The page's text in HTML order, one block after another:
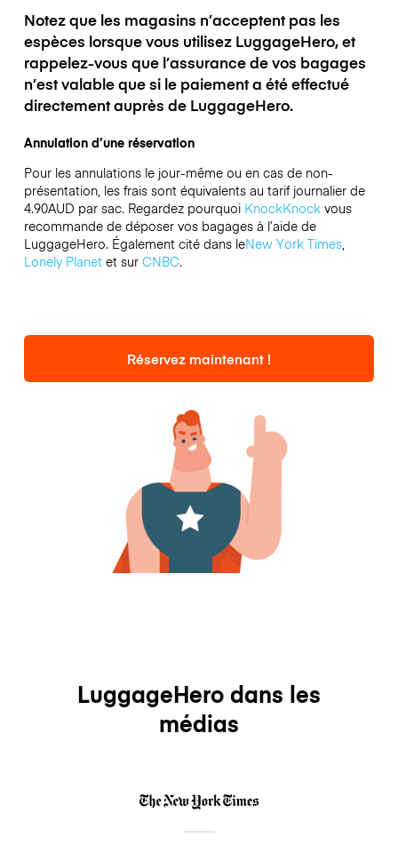
Notez que les magasins n’acceptent pas les
espèces lorsque vous utilisez LuggageHero, et
rappelez-vous que l’assurance de vos bagages
n’est valable que si le paiement a été effectué
directement auprès de LuggageHero.
Annulation d’une réservation
Pour les annulations le jour-même ou en cas de non-
présentation, les frais sont équivalents au tarif journalier de
4.90AUD par sac. Regardez pourquoi KnockKnockvous
recommande de déposer vos bagages à l’aide de
LuggageHero. Également cité dans leNew York Times,
Lonely Planetet sur CNBC.
Réservez maintenant !
LuggageHero dans les
médias